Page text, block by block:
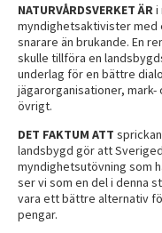
NATURVÅRDSVERKET ÄRi
myndighetsaktivister med
snarare än brukande. En
skulle tillföra en
underlag för en bättre
jägarorganisationer,
övrigt.
DET FAKTUM ATT
landsbygd gör att
myndighetsutövning som
ser vi som en del i denna
vara ett bättre alternativ
pengar.